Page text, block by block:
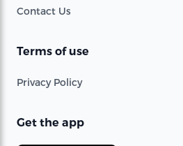
Contact Us
Terms of use
Privacy Policy
Get the app